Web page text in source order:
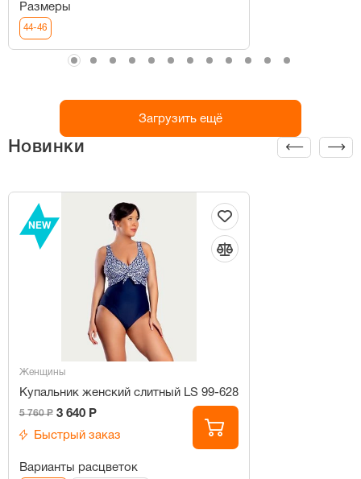
Размеры
44-46
Загрузить ещё
Новинки
NEW
Женщины
Купальник женский слитный LS 99-628
5 760 Р 3 640 Р
Быстрый заказ
Варианты расцветок